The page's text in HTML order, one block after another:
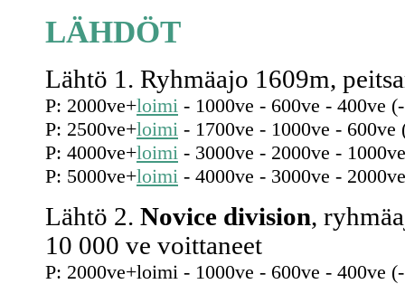
LÄHDÖT
Lähtö 1. Ryhmäajo 1609m,
P: 2000ve+loimi - 1000ve - 600ve - 400ve
P: 2500ve+loimi - 1700ve - 1000ve - 600ve
P: 4000ve+loimi - 3000ve - 2000ve -
P: 5000ve+loimi - 4000ve - 3000ve -
Lähtö 2. Novice division,
10 000 ve voittaneet
P: 2000ve+loimi - 1000ve - 600ve - 400ve